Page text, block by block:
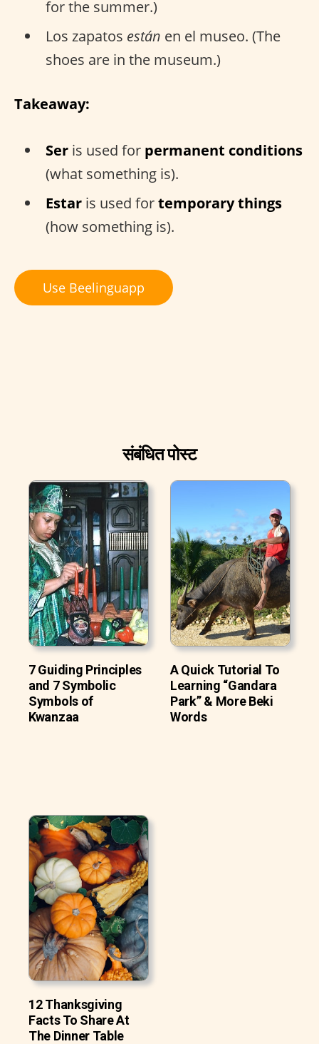
for the summer.)
Los zapatos están en el museo. (The
shoes are in the museum.)
Takeaway:
Ser is used for permanent conditions
(what something is).
Estar is used fortemporary things
(how something is).
Use Beelinguapp
संबंधित पोस्ट
7 Guiding Principles
and 7 Symbolic
Symbols of
Kwanzaa
A Quick Tutorial To
Learning “Gandara
Park” & More Beki
Words
12 Thanksgiving
Facts To Share At
The Dinner Table